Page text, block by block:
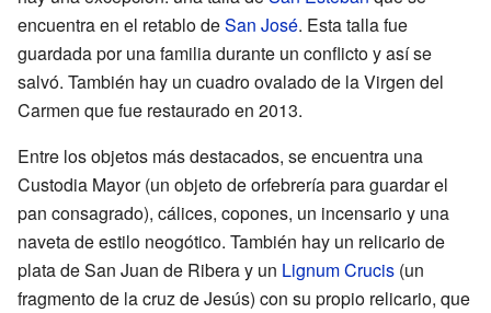
encuentra en el retablo deSan José. Esta talla fue
guardada por una familia durante un conflicto y así se
salvó. También hay un cuadro ovalado de la Virgen del
Carmen que fue restaurado en 2013.
Entre los objetos más destacados, se encuentra una
Custodia Mayor (un objeto de orfebrería para guardar el
pan consagrado), cálices, copones, un incensario y una
naveta de estilo neogótico. También hay un relicario de
plata de San Juan de Ribera y un Lignum Crucis (un
fragmento de la cruz de Jesús) con su propio relicario, que